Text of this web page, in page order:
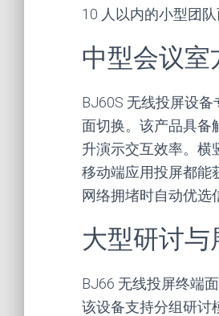
10 人以内的小型团
中型会议室
BJ60S 无线投屏设
面切换。该产品具备
升演示交互效率。横
移动端应用投屏都能
网络拥堵时自动优选
大型研讨与
BJ66 无线投屏终端
该设备支持分组研讨